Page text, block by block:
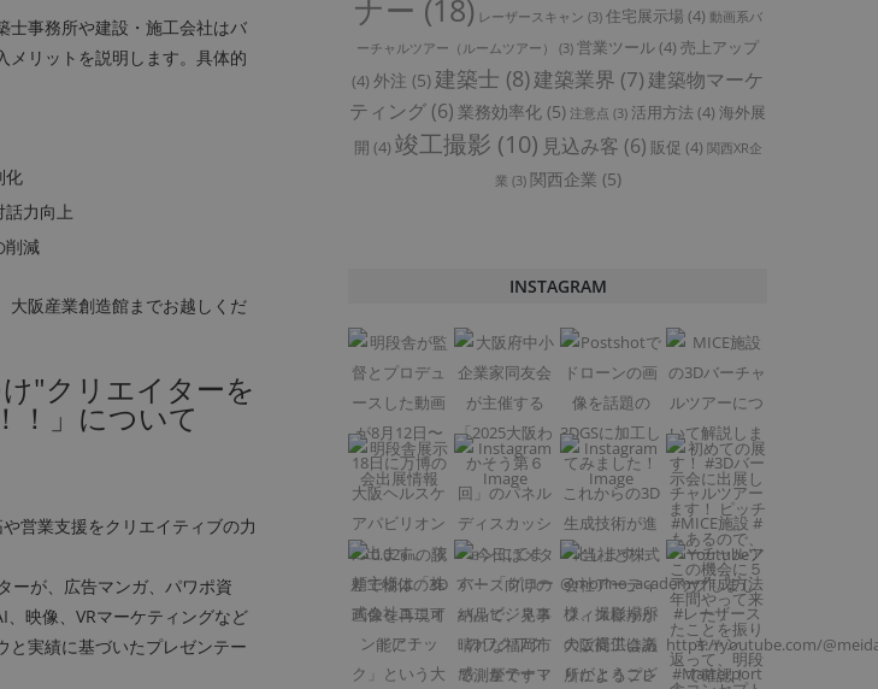
士事務所や建設・施工会社はバ
メリットを説明します。具体的
化
話力向上
削減
大阪産業創造館までお越しくだ
け"クリエイターを
！」について
営業支援をクリエイティブの力
ーが、広告マンガ、パワポ資
、映像、VRマーケティングなど
と実績に基づいたプレゼンテー
ナー (18) レーザースキャン (3) 住宅展示場 (4) 動画系バ
ーチャルツアー（ルームツアー）
(3) 営業ツール(4) 売上アップ
(4) 外注 (5) 建築士 (8)建築業界 (7) 建築物マーケ
ティング (6) 業務効率化 (5) 注意点 (3) 活用方法 (4) 海外展
開 (4) 竣工撮影 (10) 見込み客 (6) 販促 (4) 関西XR企
業 (3) 関西企業 (5)
INSTAGRAM